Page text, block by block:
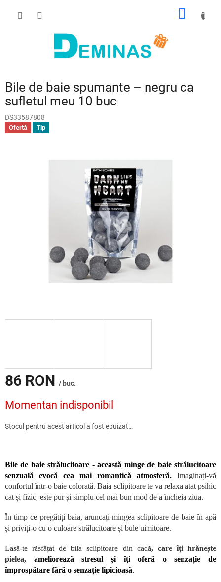
COŞ
Bile de baie spumante – negru ca
sufletul meu 10 buc
DS33587808
Ofertă Tip
86 RON / buc.
preţ:
Momentan indisponibil
Stocul pentru acest articol a fost epuizat…
Bile de baie strălucitoare - această minge de baie strălucitoare
senzuală evocă cea mai romantică atmosferă. Imaginați-vă
confortul într-o baie colorată. Baia sclipitoare te va relaxa atat psihic
cat și fizic, este pur și simplu cel mai bun mod de a încheia ziua.
În timp ce pregătiți baia, aruncați mingea sclipitoare de baie în apă
și priviți-o cu o culoare strălucitoare și bule uimitoare.
Lasă-te răsfățat de bila sclipitoare din cadă,care îți hrănește
pielea, ameliorează stresul și îți oferă o senzație de
împrospătare fără o senzație lipicioasă.